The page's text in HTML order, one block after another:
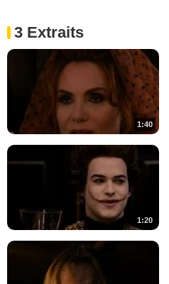
3 Extraits
1:40
1:20